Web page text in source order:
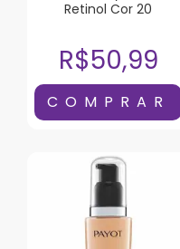
Retinol Cor 20
R$50,99